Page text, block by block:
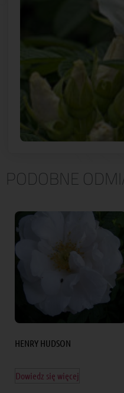
PODOBNE
HENRY HUDSON
Dowiedz się więcej